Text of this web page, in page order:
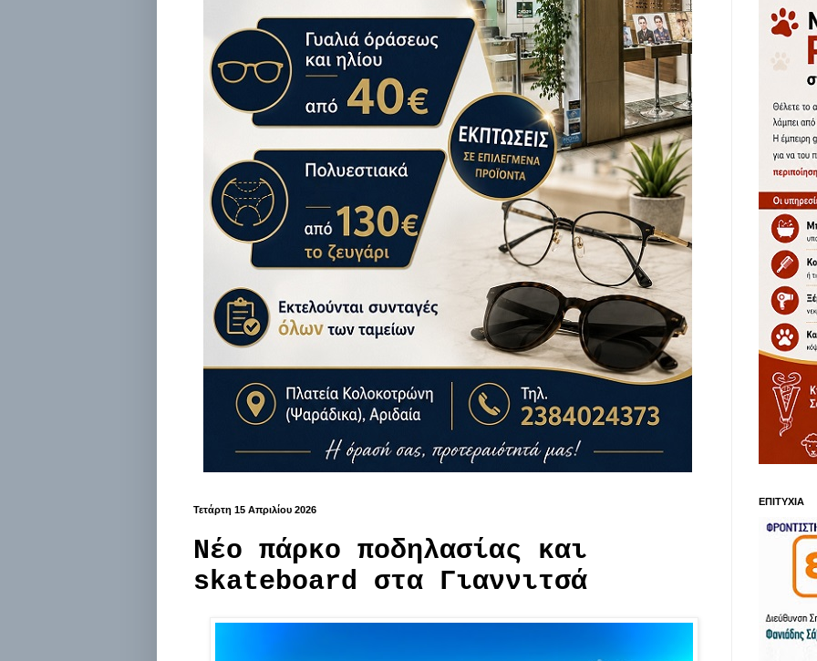
Τετάρτη 15 Απριλίου 2026
Νέο πάρκο ποδηλασίας και
skateboard στα Γιαννιτσά
ΕΠΙΤΥΧΙΑ